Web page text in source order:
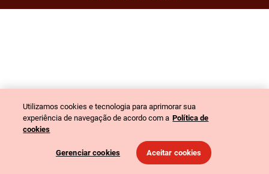
Utilizamos cookies e tecnologia para aprimorar sua
experiência de navegação de acordo com a Política de
cookies
Gerenciar cookies Aceitar cookies